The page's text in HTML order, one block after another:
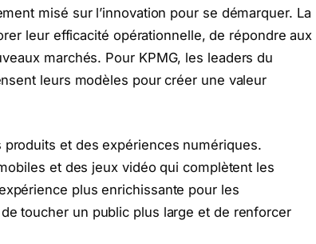
misé sur l’innovation pour se démarquer. La
leur efficacité opérationnelle, de répondre aux
marchés. Pour KPMG, les leaders du
leurs modèles pour créer une valeur
produits et des expériences numériques.
et des jeux vidéo qui complètent les
plus enrichissante pour les
toucher un public plus large et de renforcer